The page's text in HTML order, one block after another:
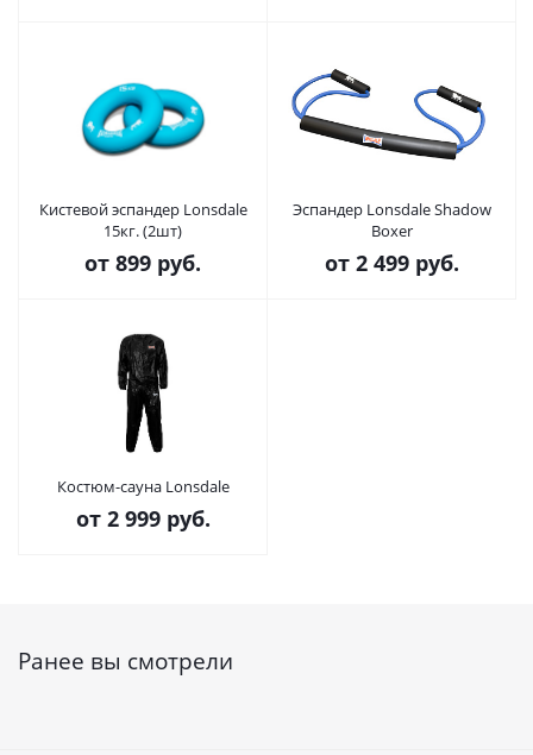
Кистевой эспандер Lonsdale
15кг. (2шт)
от 899 руб.
Эспандер Lonsdale Shadow
Boxer
от 2 499 руб.
Костюм-сауна Lonsdale
от 2 999 руб.
Ранее вы смотрели